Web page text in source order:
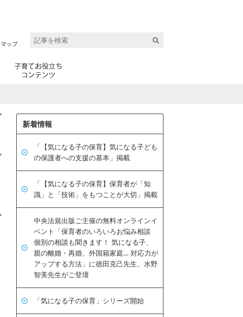
新着情報
「【気になる子の保育】気になる子ども
の保護者への支援の基本」掲載
「【気になる子の保育】保育者が「知
識」と「技術」をもつことが大切」掲載
中央法規出版ご主催の無料オンラインイ
ベント「保育者のいろいろお悩み相談
個別の相談も聞きます！ 気になる子、
親の離婚・再婚、外国籍家庭… 対応力が
アップする方法」に徳田克己先生、水野
智美先生がご登壇
「気になる子の保育」シリーズ開始